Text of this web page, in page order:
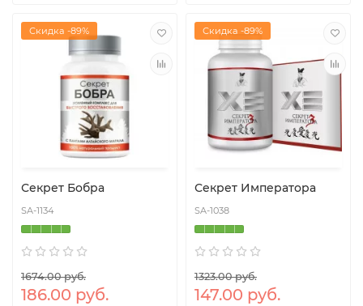
Скидка -89%
Секрет Бобра
SA-1134
1674.00 руб.
186.00 руб.
Скидка -89%
Секрет Императора
SA-1038
1323.00 руб.
147.00 руб.